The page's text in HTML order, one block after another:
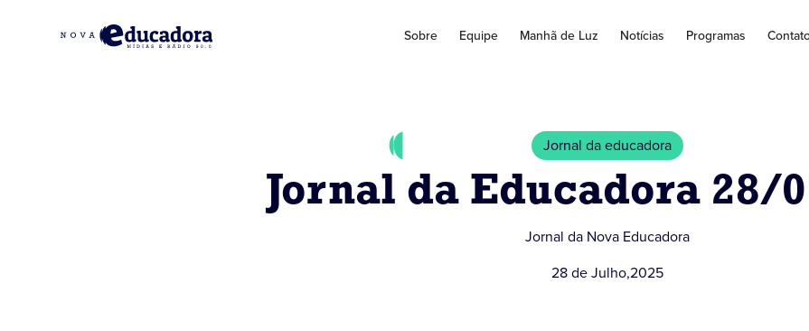
Sobre Equipe Manhã de Luz Notícias Programas
Jornal da educadora
Jornal da Educadora 28/
Jornal da Nova Educadora
28 de Julho,2025